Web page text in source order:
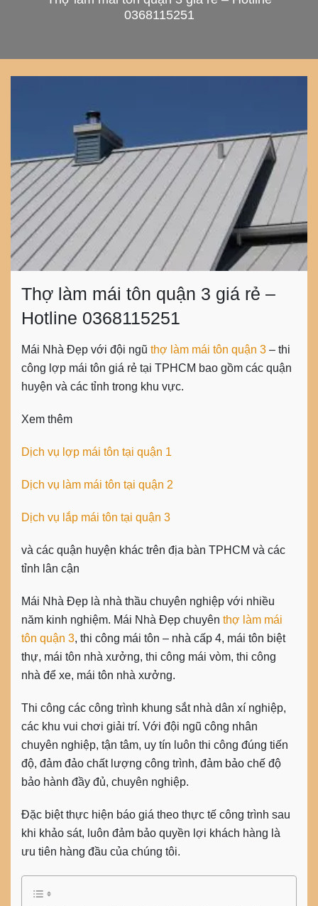
0368115251
Thợ làm mái tôn quận 3 giá rẻ –
Hotline 0368115251
Mái Nhà Đẹp với đội ngũ thợ làm mái tôn quận 3 – thi
công lợp mái tôn giá rẻ tại TPHCM bao gồm các quận
huyện và các tỉnh trong khu vực.
Xem thêm
Dịch vụ lợp mái tôn tại quận 1
Dịch vụ làm mái tôn tại quận 2
Dịch vụ lắp mái tôn tại quận 3
và các quận huyện khác trên địa bàn TPHCM và các
tỉnh lân cận
Mái Nhà Đẹp là nhà thầu chuyên nghiệp với nhiều
năm kinh nghiệm. Mái Nhà Đẹp chuyên thợ làm mái
tôn quận 3, thi công mái tôn – nhà cấp 4, mái tôn biệt
thự, mái tôn nhà xưởng, thi công mái vòm, thi công
nhà để xe, mái tôn nhà xưởng.
Thi công các công trình khung sắt nhà dân xí nghiệp,
các khu vui chơi giải trí. Với đội ngũ công nhân
chuyên nghiệp, tận tâm, uy tín luôn thi công đúng tiến
độ, đảm đảo chất lượng công trình, đảm bảo chế độ
bảo hành đầy đủ, chuyên nghiệp.
Đặc biệt thực hiện báo giá theo thực tế công trình sau
khi khảo sát, luôn đảm bảo quyền lợi khách hàng là
ưu tiên hàng đầu của chúng tôi.